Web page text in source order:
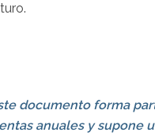
documento forma
anuales y supone